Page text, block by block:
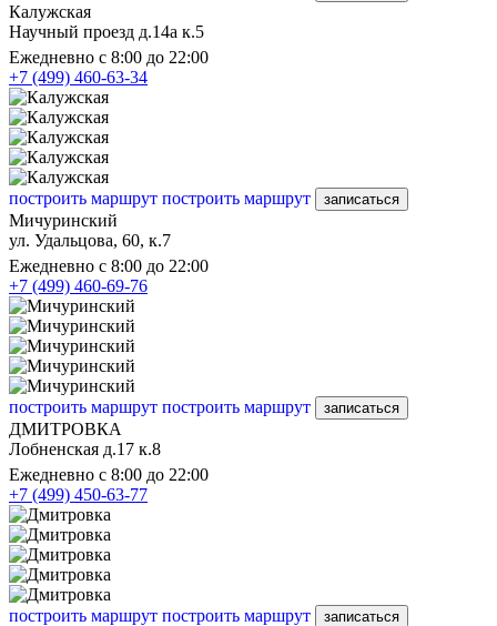
Калужская
Научный проезд д.14а к.5
Ежедневно с 8:00 до 22:00
+7 (499) 460-63-34
построить маршрут построить маршрут записаться
Мичуринский
ул. Удальцова, 60, к.7
Ежедневно с 8:00 до 22:00
+7 (499) 460-69-76
построить маршрут построить маршрут записаться
ДМИТРОВКА
Лобненская д.17 к.8
Ежедневно с 8:00 до 22:00
+7 (499) 450-63-77
построить маршрут построить маршрут записаться